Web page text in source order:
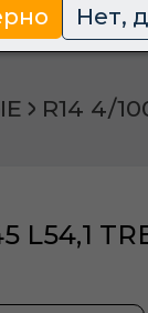
Нет,
R14 4/
L54,1